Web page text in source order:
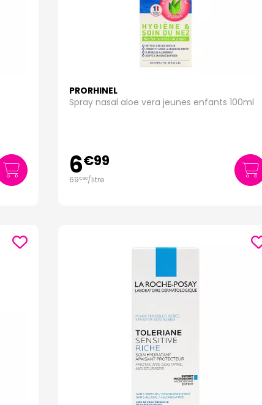
PRORHINEL
Spray nasal aloe vera jeunes enfants 100ml
6€99
69€90/litre